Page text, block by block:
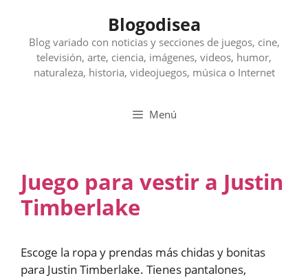
contenido
Blogodisea
Blog variado con noticias y secciones de juegos, cine,
televisión, arte, ciencia, imágenes, videos, humor,
naturaleza, historia, videojuegos, música o Internet
Menú
Juego para vestir a Justin
Timberlake
Escoge la ropa y prendas más chidas y bonitas
para Justin Timberlake. Tienes pantalones,